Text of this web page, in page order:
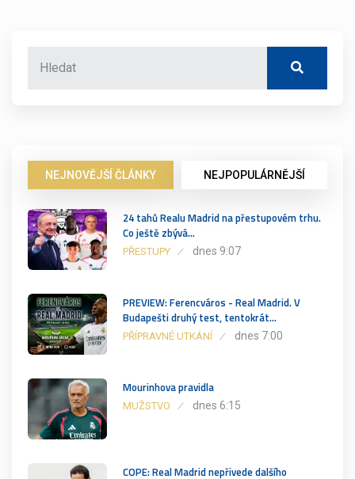
NEJNOVĚJŠÍ ČLÁNKY NEJPOPULÁRNĚJŠÍ
24 tahů Realu Madrid na přestupovém trhu.
Co ještě zbývá…
PŘESTUPY dnes 9:07
PREVIEW: Ferencváros - Real Madrid. V
Budapešti druhý test, tentokrát…
PŘÍPRAVNÉ UTKÁNÍ dnes 7:00
Mourinhova pravidla
MUŽSTVO dnes 6:15
COPE: Real Madrid nepřivede dalšího